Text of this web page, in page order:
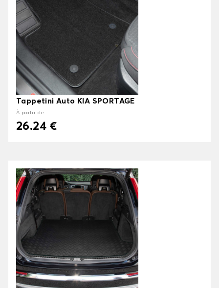
Tappetini Auto KIA SPORTAGE
À partir de
26.24 €